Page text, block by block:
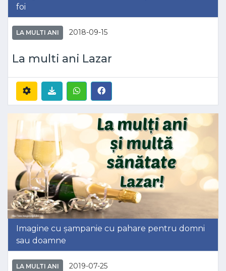
foi
LA MULTI ANI 2018-09-15
La multi ani Lazar
Imagine cu șampanie cu pahare pentru domni
sau doamne
LA MULTI ANI 2019-07-25